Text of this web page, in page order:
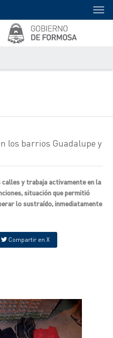
los barrios Guadalupe y
y trabaja activamente en la
situación que permitió
lo sustraído, inmediatamente
Compartir en X